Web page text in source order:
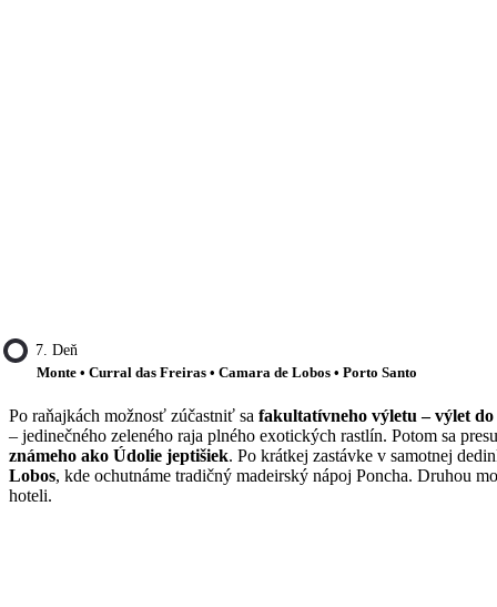
7. Deň
Monte • Curral das Freiras • Camara de Lobos • Porto Santo
Po raňajkách možnosť zúčastniť sa fakultatívneho výletu – výlet
– jedinečného zeleného raja plného exotických rastlín. Potom sa
známeho ako Údolie jeptišiek. Po krátkej zastávke v samotnej
Lobos, kde ochutnáme tradičný madeirský nápoj Poncha. Druhou
hoteli.